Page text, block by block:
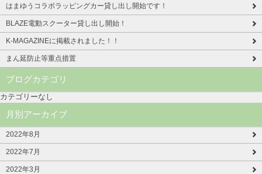
はまゆうコラボラッピングカー貸し出し開始です！
BLAZE電動スクーター貸し出し開始！
K-MAGAZINEに掲載されました！！
まん延防止等重点措置
ブログカテゴリ
カテゴリーなし
月別アーカイブ
2022年8月
2022年7月
2022年3月